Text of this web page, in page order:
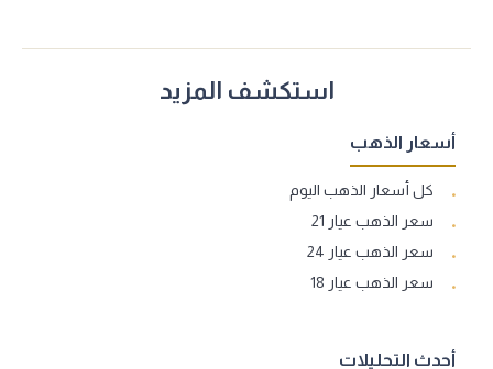
استكشف المزيد
أسعار الذهب
كل أسعار الذهب اليوم
سعر الذهب عيار 21
سعر الذهب عيار 24
سعر الذهب عيار 18
أحدث التحليلات